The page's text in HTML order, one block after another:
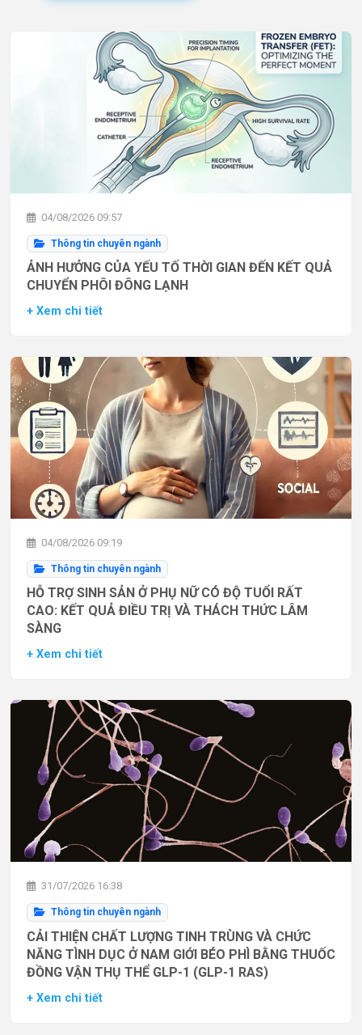
04/08/2026 09:57
Thông tin chuyên ngành
ẢNH HƯỞNG CỦA YẾU TỐ THỜI GIAN ĐẾN KẾT QUẢ
CHUYỂN PHÔI ĐÔNG LẠNH
+ Xem chi tiết
04/08/2026 09:19
Thông tin chuyên ngành
HỖ TRỢ SINH SẢN Ở PHỤ NỮ CÓ ĐỘ TUỔI RẤT
CAO: KẾT QUẢ ĐIỀU TRỊ VÀ THÁCH THỨC LÂM
SÀNG
+ Xem chi tiết
31/07/2026 16:38
Thông tin chuyên ngành
CẢI THIỆN CHẤT LƯỢNG TINH TRÙNG VÀ CHỨC
NĂNG TÌNH DỤC Ở NAM GIỚI BÉO PHÌ BẰNG THUỐC
ĐỒNG VẬN THỤ THỂ GLP-1 (GLP-1 RAS)
+ Xem chi tiết